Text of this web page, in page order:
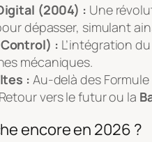
(2004) : Une
dépasser, simulant
Control) : L’intégration
mécaniques.
: Au-delà des
Retour vers le futurou la
encore en 2026 ?